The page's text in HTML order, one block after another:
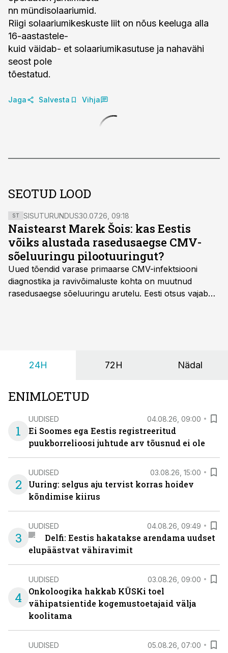
nn mündisolaariumid.
Riigi solaariumikeskuste liit on nõus keeluga alla
16-aastastele-
kuid väidab- et solaariumikasutuse ja nahavähi
seost pole
tõestatud.
Jaga Salvesta Vihja
SEOTUD LOOD
ST SISUTURUNDUS30.07.26, 09:18
Naistearst Marek Šois: kas Eestis
võiks alustada rasedusaegse CMV-
sõeluuringu pilootuuringut?
Uued tõendid varase primaarse CMV-infektsiooni
diagnostika ja ravivõimaluste kohta on muutnud
rasedusaegse sõeluuringu arutelu. Eesti otsus vajab
24H 72H Nädal
ENIMLOETUD
1
UUDISED 04.08.26, 09:00
Ei Soomes ega Eestis registreeritud
puukborrelioosi juhtude arv tõusnud ei ole
2
UUDISED 03.08.26, 15:00
Uuring: selgus aju tervist korras hoidev
kõndimise kiirus
3
UUDISED 04.08.26, 09:49
Delfi: Eestis hakatakse arendama uudset
elupäästvat vähiravimit
4
UUDISED 03.08.26, 09:00
Onkoloogika hakkab KÜSKi toel
vähipatsientide kogemustoetajaid välja
koolitama
UUDISED 05.08.26, 07:00